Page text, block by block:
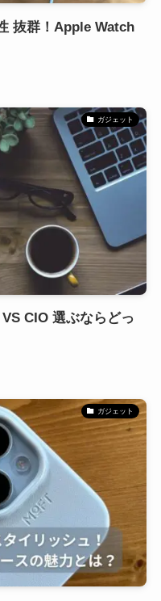
抜群！Apple Watch
ガジェット
CIO 選ぶならどっ
ガジェット